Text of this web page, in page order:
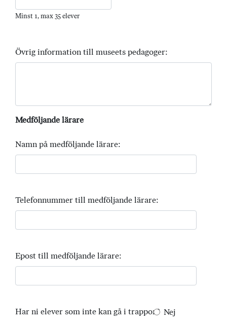
Minst 1, max 35 elever
Övrig information till museets pedagoger:
Medföljande lärare
Namn på medföljande lärare:
Telefonnummer till medföljande lärare:
Epost till medföljande lärare:
Har ni elever som inte kan gå i trappor? Nej